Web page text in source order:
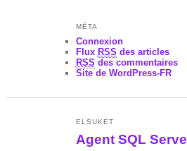
MÉTA
Connexion
Flux RSS des articles
RSS des commentaires
Site de WordPress-FR
ELSUKET
Agent SQL